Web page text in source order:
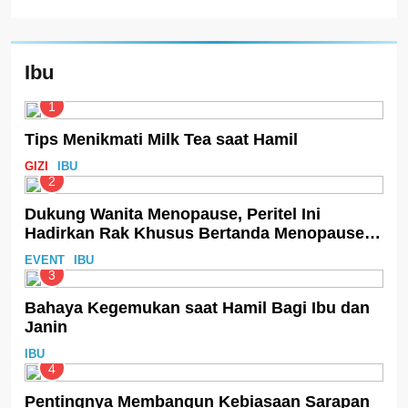
Ibu
1
Tips Menikmati Milk Tea saat Hamil
GIZI IBU
2
Dukung Wanita Menopause, Peritel Ini
Hadirkan Rak Khusus Bertanda Menopause-
Friendly
EVENT IBU
3
Bahaya Kegemukan saat Hamil Bagi Ibu dan
Janin
IBU
4
Pentingnya Membangun Kebiasaan Sarapan